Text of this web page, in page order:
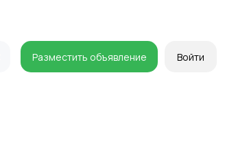
Разместить объявление Войти